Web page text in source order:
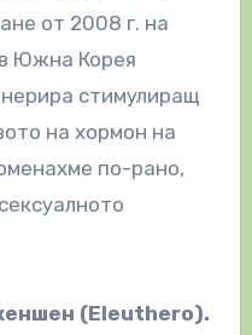
от 2008 г. на
Южна Корея
стимулиращ
на хормон на
по-рано,
(Eleuthero).